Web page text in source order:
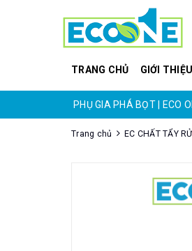
TRANG CHỦ GIỚI THIỆU
PHỤ GIA PHÁ BỌT | ECO
Trang chủ EC CHẤT TẨY